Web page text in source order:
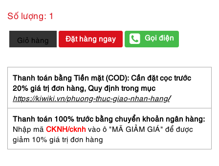
Số lượng: 1
0455-
GIVENCHY
Torride
EDT
spray
perfume
30ml-
Nước
hoa
nữ-
Đầy
Giỏ hàng Đặt hàng ngay Gọi điện
Thanh toán bằng Tiền mặt (COD): Cần đặt cọc trước
20% giá trị đơn hàng, Quy định trong mục
https://kiwiki.vn/phuong-thuc-giao-nhan-hang/
Thanh toán 100% trước bằng chuyển khoản ngân hàng:
Nhập mã CKNH/cknh vào ô "MÃ GIẢM GIÁ" để được
giảm 10% giá trị đơn hàng